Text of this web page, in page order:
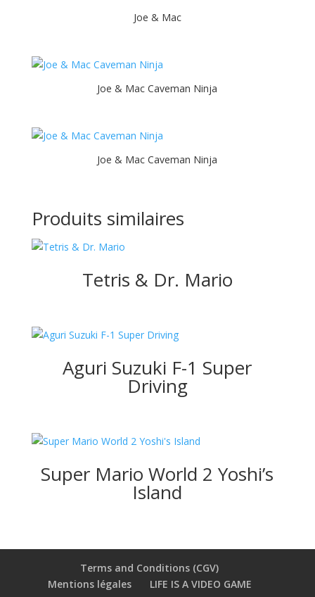
Joe & Mac
Joe & Mac Caveman Ninja
Joe & Mac Caveman Ninja
Produits similaires
Tetris & Dr. Mario
Aguri Suzuki F-1 Super
Driving
Super Mario World 2 Yoshi’s
Island
Terms and Conditions (CGV)
Mentions légales
LIFE IS A VIDEO GAME